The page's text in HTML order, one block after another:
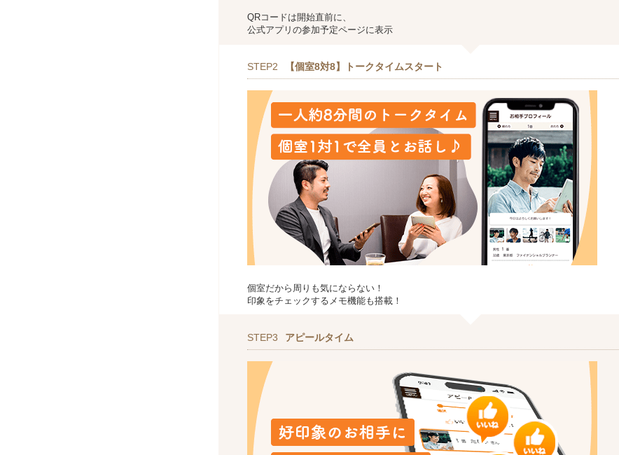
QRコードは開始直前に、
公式アプリの参加予定ページに表示
STEP2 【個室8対8】トークタイムスタート
個室だから周りも気にならない！
印象をチェックするメモ機能も搭載！
STEP3 アピールタイム